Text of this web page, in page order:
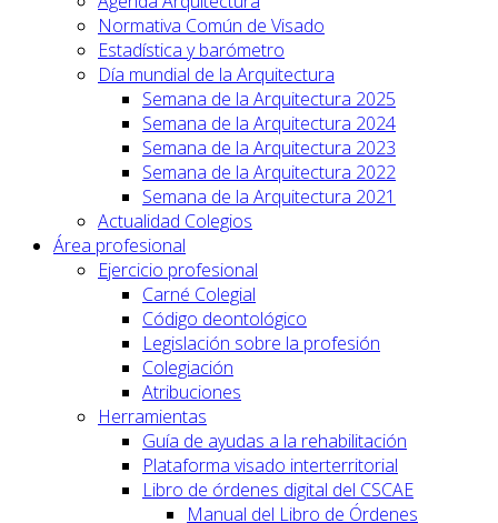
Normativa Común de Visado
Estadística y barómetro
Día mundial de la Arquitectura
Semana de la Arquitectura 2025
Semana de la Arquitectura 2024
Semana de la Arquitectura 2023
Semana de la Arquitectura 2022
Semana de la Arquitectura 2021
Actualidad Colegios
Área profesional
Ejercicio profesional
Carné Colegial
Código deontológico
Legislación sobre la profesión
Colegiación
Atribuciones
Herramientas
Guía de ayudas a la rehabilitación
Plataforma visado interterritorial
Libro de órdenes digital del CSCAE
Manual del Libro de Órdenes